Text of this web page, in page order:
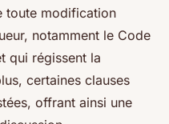
toute modification
notamment le Code
qui régissent la
certaines clauses
offrant ainsi une